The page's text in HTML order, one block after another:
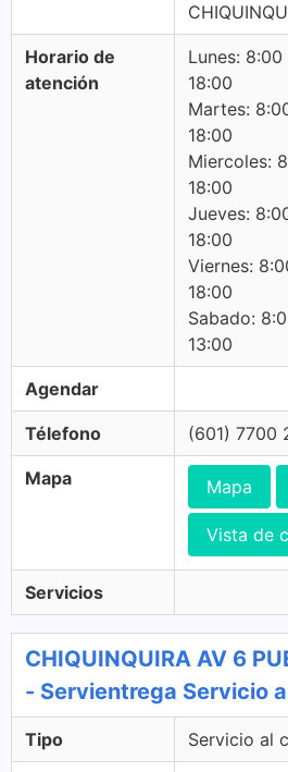
Horario de
atención
Lunes:
18:00
Martes:
18:00
Miercoles:
18:00
Jueves:
18:00
Viernes:
18:00
Sabado:
13:00
Agendar
Télefono (601) 7700
Mapa Mapa
Vista de
Servicios
CHIQUINQUIRA AV 6
- Servientrega Servicio
Tipo Servicio al